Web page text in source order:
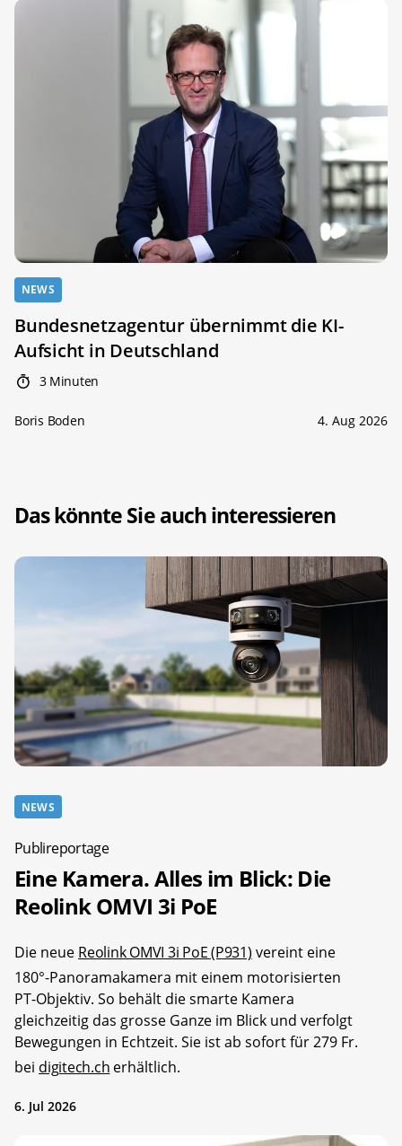
NEWS
Bundesnetzagentur übernimmt die KI-
Aufsicht in Deutschland
3 Minuten
Boris Boden 4. Aug 2026
Das könnte Sie auch interessieren
NEWS
Publireportage
Eine Kamera. Alles im Blick: Die
Reolink OMVI 3i PoE
Die neue Reolink OMVI 3i PoE (P931) vereint eine
180°-Panoramakamera mit einem motorisierten
PT-Objektiv. So behält die smarte Kamera
gleichzeitig das grosse Ganze im Blick und verfolgt
Bewegungen in Echtzeit. Sie ist ab sofort für 279 Fr.
bei digitech.ch erhältlich.
6. Jul 2026